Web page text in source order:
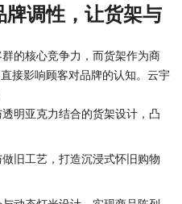
牌调性，让货架与
的核心竞争力，而货架作为商
接影响顾客对品牌的认知。云宇
透明亚克力结合的货架设计，凸
做旧工艺，打造沉浸式怀旧购物